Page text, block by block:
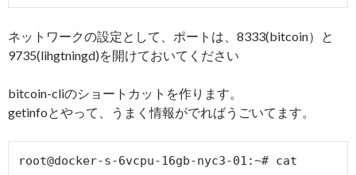
ネットワークの設定として、ポートは、8333(bitcoin）と
9735(lihgtningd)を開けておいてください
bitcoin-cliのショートカットを作ります。
getinfoとやって、うまく情報がでればうごいてます。
root@docker-s-6vcpu-16gb-nyc3-01:~# cat